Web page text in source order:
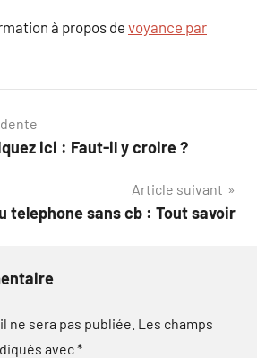
à propos de voyance par
ici : Faut-il y croire ?
Article suivant
telephone sans cb : Tout savoir
ne sera pas publiée. Les champs
avec*